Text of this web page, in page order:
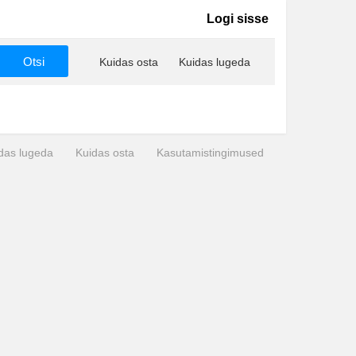
Logi sisse
Kuidas osta Kuidas lugeda
lugeda Kuidas osta Kasutamistingimused